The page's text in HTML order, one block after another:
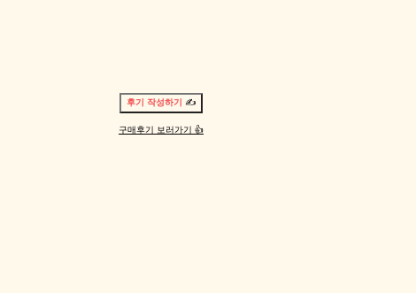
후기 작성하기 ✍️
구매후기 보러가기 👍